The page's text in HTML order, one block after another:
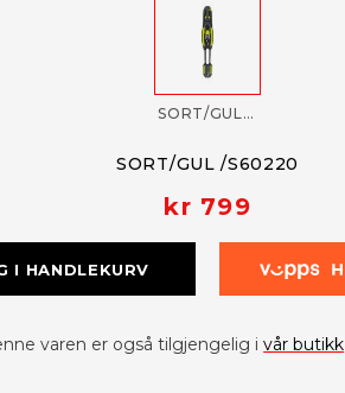
SORT/GUL /S60220
SORT/GUL /S60220
kr 799
I HANDLEKURV
varen er også tilgjengelig ivår butikk